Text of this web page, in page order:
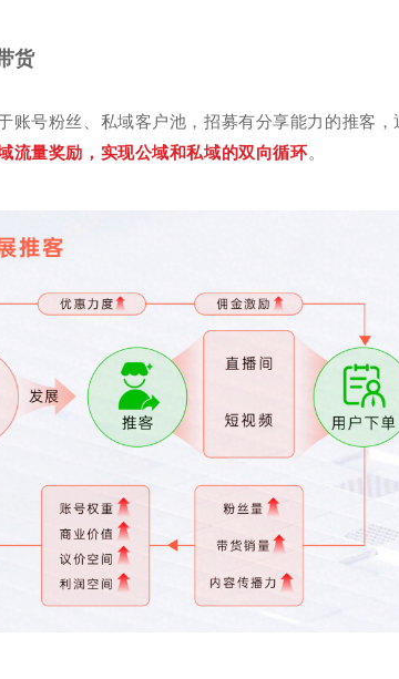
货
账号粉丝、私域客户池，招募有分享能力的推客
流量奖励，实现公域和私域的双向循环。